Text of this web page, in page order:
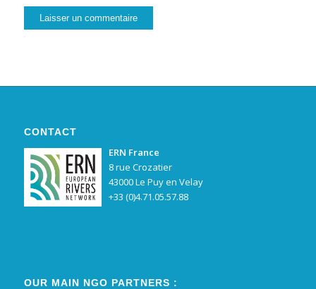
CONTACT
ERN France
8 rue Crozatier
43000 Le Puy en Velay
+33 (0)4.71.05.57.88
OUR MAIN NGO PARTNERS :